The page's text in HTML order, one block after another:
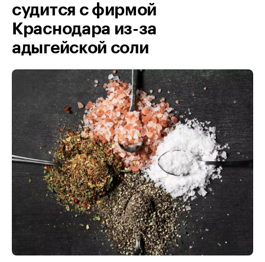
судится с фирмой
Краснодара из-за
адыгейской соли